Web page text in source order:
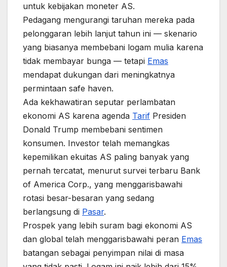
untuk kebijakan moneter AS.
Pedagang mengurangi taruhan mereka pada
pelonggaran lebih lanjut tahun ini — skenario
yang biasanya membebani logam mulia karena
tidak membayar bunga — tetapi Emas
mendapat dukungan dari meningkatnya
permintaan safe haven.
Ada kekhawatiran seputar perlambatan
ekonomi AS karena agenda Tarif Presiden
Donald Trump membebani sentimen
konsumen. Investor telah memangkas
kepemilikan ekuitas AS paling banyak yang
pernah tercatat, menurut survei terbaru Bank
of America Corp., yang menggarisbawahi
rotasi besar-besaran yang sedang
berlangsung di Pasar.
Prospek yang lebih suram bagi ekonomi AS
dan global telah menggarisbawahi peran Emas
batangan sebagai penyimpan nilai di masa